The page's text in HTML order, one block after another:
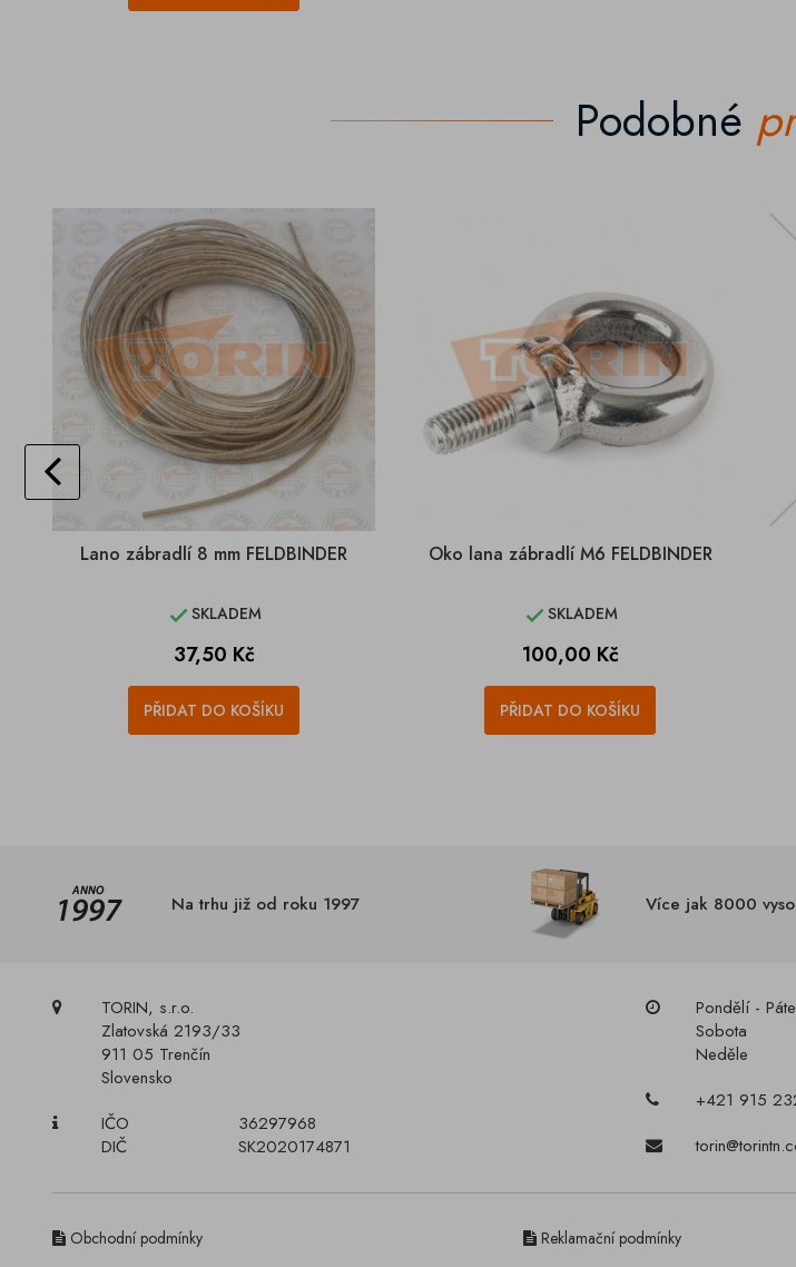
Podobné
Lano zábradlí 8 mm FELDBINDER
SKLADEM
Cena
37,50 Kč
PŘIDAT DO KOŠÍKU
Oko lana zábradlí M6 FELDBINDER
SKLADEM
Cena
100,00 Kč
PŘIDAT DO KOŠÍKU
Na trhu již od roku 1997 Více jak 8000
TORIN, s.r.o.
Zlatovská 2193/33
911 05 Trenčín
Slovensko
IČO
36297968
DIČ
SK2020174871
Pondělí -
Sobota
Neděle
+421 915
Obchodní podmínky Reklamační podmínky